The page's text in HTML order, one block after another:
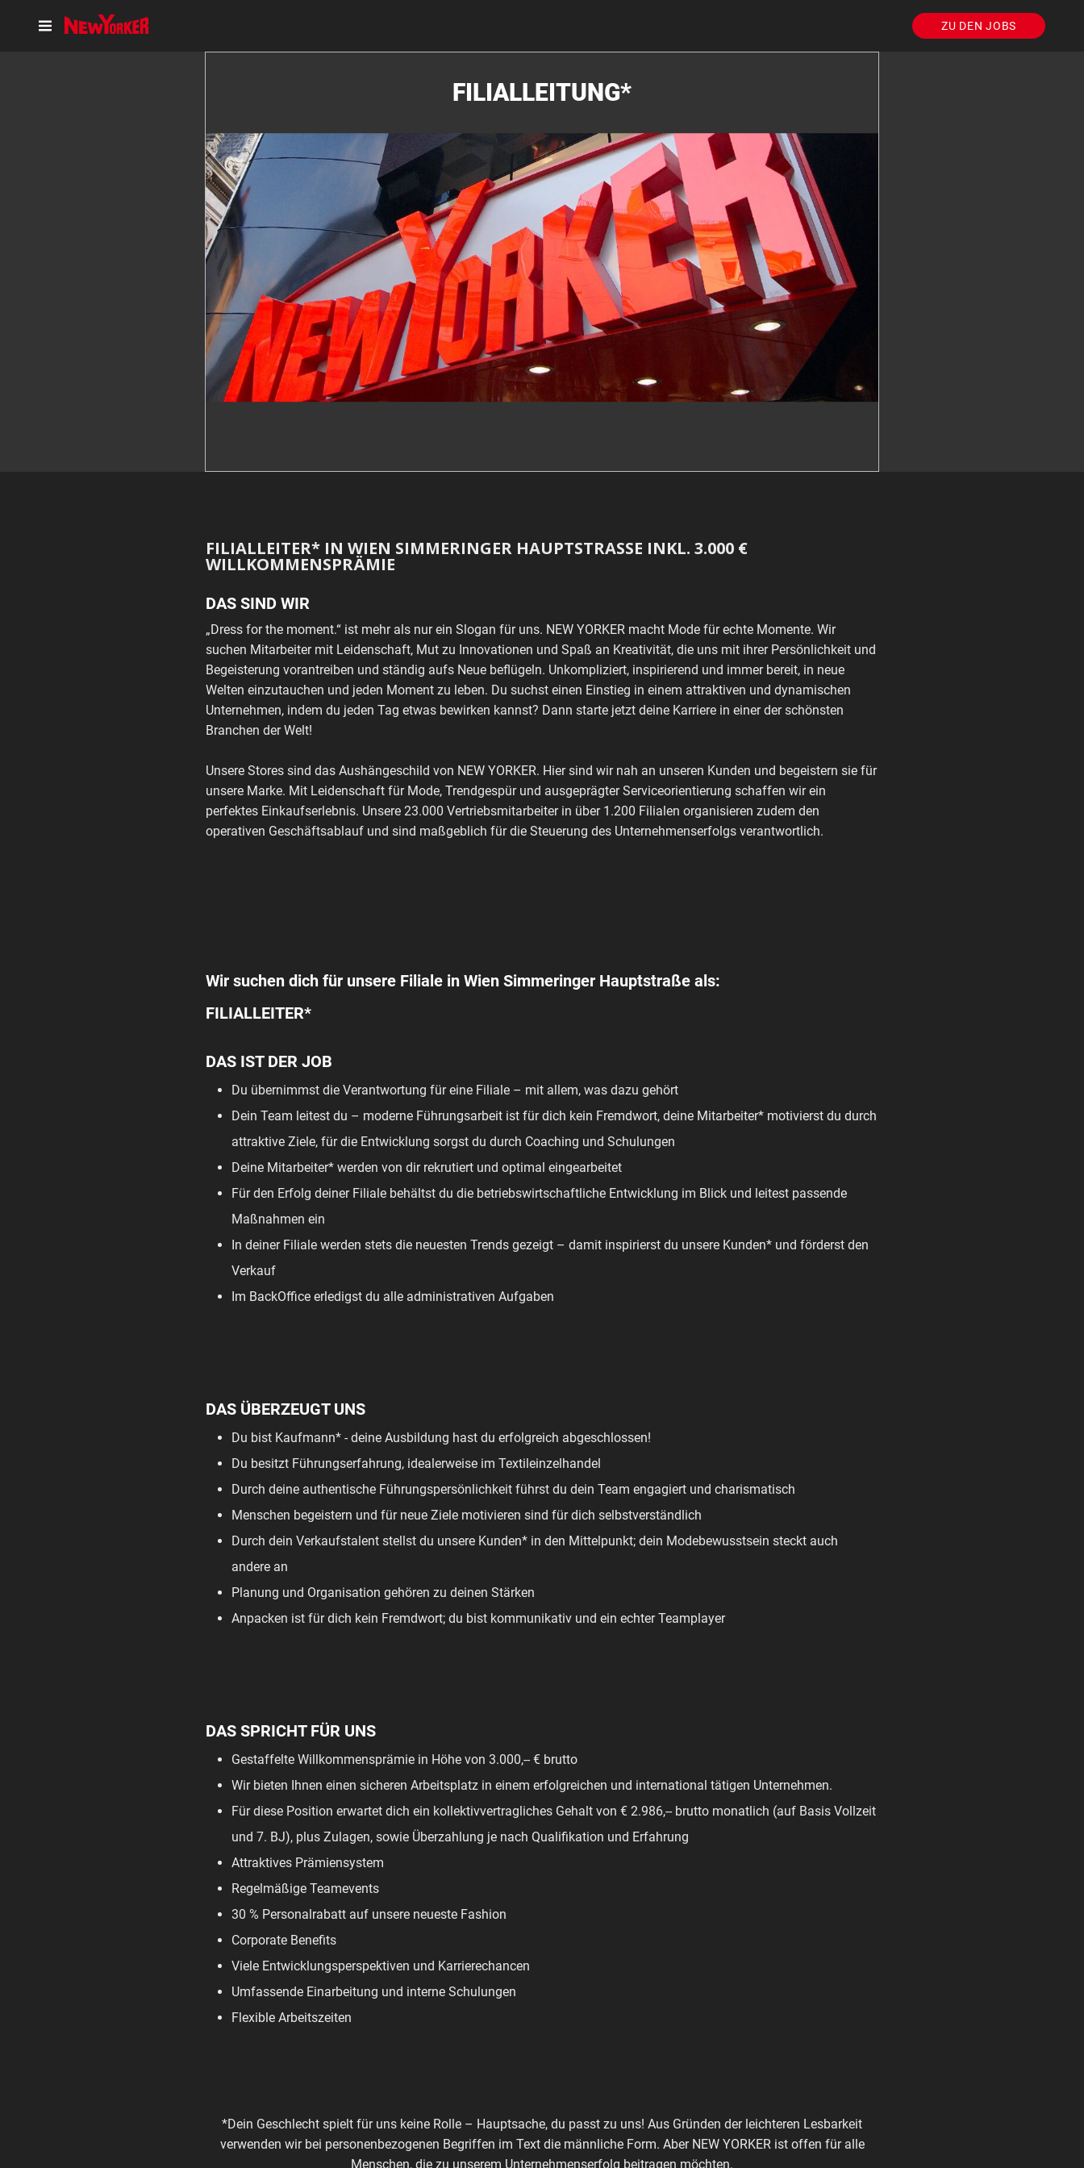
ZU DEN JOBS
FILIALLEITUNG*
FILIALLEITER* IN WIEN SIMMERINGER HAUPTSTRASSE INKL. 3.000 €
WILLKOMMENSPRÄMIE
DAS SIND WIR
„Dress for the moment.“ ist mehr als nur ein Slogan für uns. NEW YORKER macht Mode für echte Momente. Wir
suchen Mitarbeiter mit Leidenschaft, Mut zu Innovationen und Spaß an Kreativität, die uns mit ihrer Persönlichkeit und
Begeisterung vorantreiben und ständig aufs Neue beflügeln. Unkompliziert, inspirierend und immer bereit, in neue
Welten einzutauchen und jeden Moment zu leben. Du suchst einen Einstieg in einem attraktiven und dynamischen
Unternehmen, indem du jeden Tag etwas bewirken kannst? Dann starte jetzt deine Karriere in einer der schönsten
Branchen der Welt!
Unsere Stores sind das Aushängeschild von NEW YORKER. Hier sind wir nah an unseren Kunden und begeistern sie für
unsere Marke. Mit Leidenschaft für Mode, Trendgespür und ausgeprägter Serviceorientierung schaffen wir ein
perfektes Einkaufserlebnis. Unsere 23.000 Vertriebsmitarbeiter in über 1.200 Filialen organisieren zudem den
operativen Geschäftsablauf und sind maßgeblich für die Steuerung des Unternehmenserfolgs verantwortlich.
Wir suchen dich für unsere Filiale in Wien Simmeringer Hauptstraße als:
FILIALLEITER*
DAS IST DER JOB
Du übernimmst die Verantwortung für eine Filiale – mit allem, was dazu gehört
Dein Team leitest du – moderne Führungsarbeit ist für dich kein Fremdwort, deine Mitarbeiter* motivierst du durch
attraktive Ziele, für die Entwicklung sorgst du durch Coaching und Schulungen
Deine Mitarbeiter* werden von dir rekrutiert und optimal eingearbeitet
Für den Erfolg deiner Filiale behältst du die betriebswirtschaftliche Entwicklung im Blick und leitest passende
Maßnahmen ein
In deiner Filiale werden stets die neuesten Trends gezeigt – damit inspirierst du unsere Kunden* und förderst den
Verkauf
Im BackOffice erledigst du alle administrativen Aufgaben
DAS ÜBERZEUGT UNS
Du bist Kaufmann* - deine Ausbildung hast du erfolgreich abgeschlossen!
Du besitzt Führungserfahrung, idealerweise im Textileinzelhandel
Durch deine authentische Führungspersönlichkeit führst du dein Team engagiert und charismatisch
Menschen begeistern und für neue Ziele motivieren sind für dich selbstverständlich
Durch dein Verkaufstalent stellst du unsere Kunden* in den Mittelpunkt; dein Modebewusstsein steckt auch
andere an
Planung und Organisation gehören zu deinen Stärken
Anpacken ist für dich kein Fremdwort; du bist kommunikativ und ein echter Teamplayer
DAS SPRICHT FÜR UNS
Gestaffelte Willkommensprämie in Höhe von 3.000,-- € brutto
Wir bieten Ihnen einen sicheren Arbeitsplatz in einem erfolgreichen und international tätigen Unternehmen.
Für diese Position erwartet dich ein kollektivvertragliches Gehalt von € 2.986,-- brutto monatlich (auf Basis Vollzeit
und 7. BJ), plus Zulagen, sowie Überzahlung je nach Qualifikation und Erfahrung
Attraktives Prämiensystem
Regelmäßige Teamevents
30 % Personalrabatt auf unsere neueste Fashion
Corporate Benefits
Viele Entwicklungsperspektiven und Karrierechancen
Umfassende Einarbeitung und interne Schulungen
Flexible Arbeitszeiten
*Dein Geschlecht spielt für uns keine Rolle – Hauptsache, du passt zu uns! Aus Gründen der leichteren Lesbarkeit
verwenden wir bei personenbezogenen Begriffen im Text die männliche Form. Aber NEW YORKER ist offen für alle
Menschen, die zu unserem Unternehmenserfolg beitragen möchten.